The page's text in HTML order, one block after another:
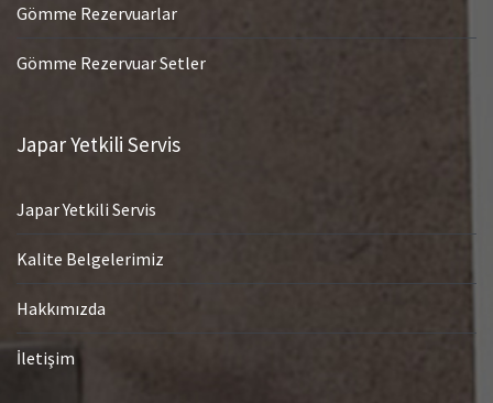
Gömme Rezervuarlar
Gömme Rezervuar Setler
Japar Yetkili Servis
Japar Yetkili Servis
Kalite Belgelerimiz
Hakkımızda
İletişim